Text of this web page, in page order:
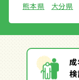
熊本県
大分県